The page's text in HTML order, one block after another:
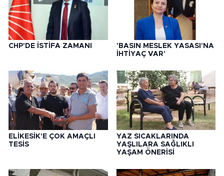
CHP'DE İSTİFA ZAMANI
'BASIN MESLEK YASASI'NA
İHTİYAÇ VAR'
ELİKESİK'E ÇOK AMAÇLI
TESİS
YAZ SICAKLARINDA
YAŞLILARA SAĞLIKLI
YAŞAM ÖNERİSİ